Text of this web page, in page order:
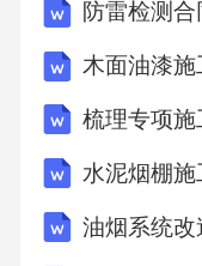
电子传递体。
4.泛醌
CoQ），是一种
有多个异戊二烯
在线粒体内膜中
防雷检测合
木面油漆
梳理专项
水泥烟棚
油烟系统